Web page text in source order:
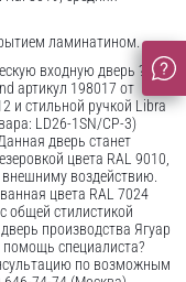
ламинатином.
входную дверь ?
артикул 198017 от
и стильной ручкой Libra
LD26-1SN/CP-3)
дверь станет
цвета RAL 9010,
воздействию.
цвета RAL 7024
общей стилистикой
производства Ягуар
специалиста?
по возможным